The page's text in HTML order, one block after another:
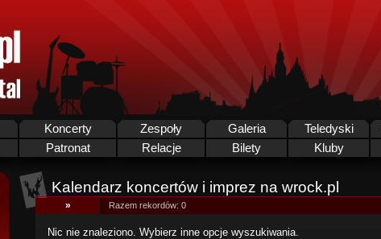
Koncerty Zespoły Galeria Teledyski
Patronat Relacje Bilety Kluby
Kalendarz koncertów i imprez na wrock.pl
» Razem rekordów: 0
Nic nie znaleziono. Wybierz inne opcje wyszukiwania.